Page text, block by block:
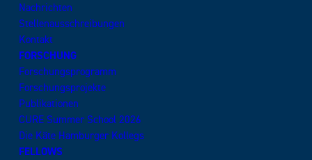
Nachrichten
Stellenausschreibungen
Kontakt
FORSCHUNG
Forschungsprogramm
Forschungsprojekte
Publikationen
CURE Summer School 2026
Die Käte Hamburger Kollegs
FELLOWS